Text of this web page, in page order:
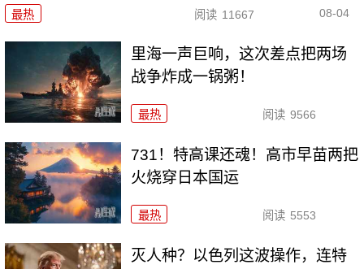
最热 阅读 11667 08-04
里海一声巨响，这次差点把两场
战争炸成一锅粥！
最热 阅读 9566
731！特高课还魂！高市早苗两把
火烧穿日本国运
最热 阅读 5553
灭人种？以色列这波操作，连特